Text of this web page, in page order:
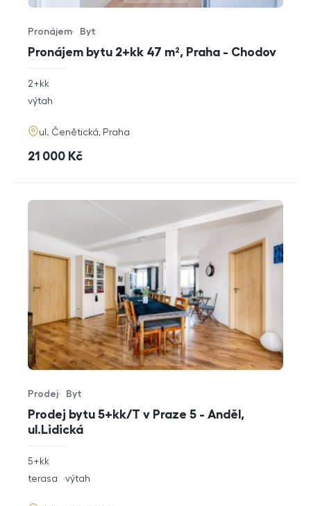
Pronájem bytu 2+kk 47 m², Praha - Chodov
Typ nabídky
Pronájem
Typ nemovitosti
Byt
rozměry
dispozice
2+kk
funkce
výtah
adresa
ul. Čenětická, Praha
cena
21 000 Kč
Prodej bytu 5+kk/T v Praze 5 - Anděl,
ul.Lidická
Typ nabídky
Prodej
Typ nemovitosti
Byt
rozměry
5+kk
funkce
terasa výtah